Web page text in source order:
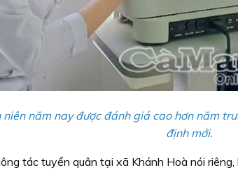
năm nay được đánh giá cao hơn năm
định mới.
tác tuyển quân tại xã Khánh Hoà nói